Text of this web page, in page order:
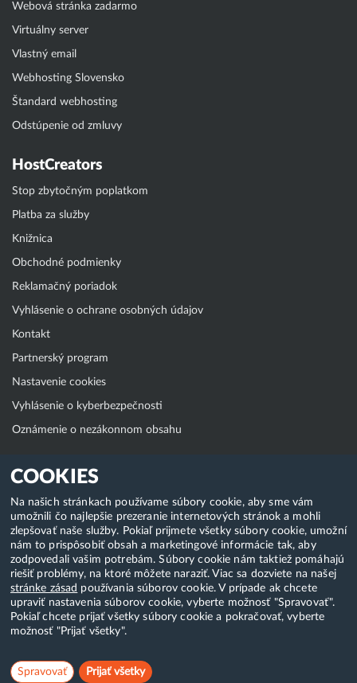
COOKIES
Na našich stránkach používame súbory cookie, aby sme vám
umožnili čo najlepšie prezeranie internetových stránok a mohli
zlepšovať naše služby. Pokiaľ prijmete všetky súbory cookie, umožní
nám to prispôsobiť obsah a marketingové informácie tak, aby
zodpovedali vašim potrebám. Súbory cookie nám taktiež pomáhajú
riešiť problémy, na ktoré môžete naraziť. Viac sa dozviete na našej
stránke zásad používania súborov cookie. V prípade ak chcete
upraviť nastavenia súborov cookie, vyberte možnosť "Spravovať".
Pokiaľ chcete prijať všetky súbory cookie a pokračovať, vyberte
možnosť "Prijať všetky".
Spravovať Prijať všetky
Webová stránka zadarmo
Virtuálny server
Vlastný email
Webhosting Slovensko
Štandard webhosting
Odstúpenie od zmluvy
HostCreators
Stop zbytočným poplatkom
Platba za služby
Knižnica
Obchodné podmienky
Reklamačný poriadok
Vyhlásenie o ochrane osobných údajov
Kontakt
Partnerský program
Nastavenie cookies
Vyhlásenie o kyberbezpečnosti
Oznámenie o nezákonnom obsahu
Klientská zóna
WebAdmin
WebMail
Zmena hesla (E-mail, FTP, SSH)
Webhosting
Domény
Copyright & 2018-2026 HostCreators. Všetky práva vyhradené